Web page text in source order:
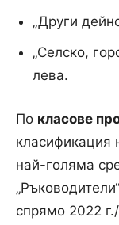
„Други
„Селско,
лева.
По класове
класификация
най-голяма
спрямо 2022